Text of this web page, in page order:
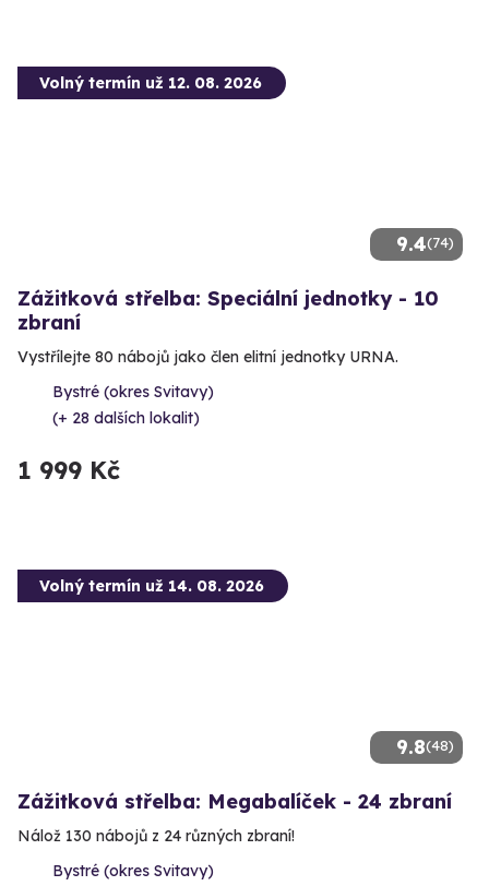
9.4(74)
Volný termín už 12. 08. 2026
Zážitková střelba: Speciální jednotky - 10
zbraní
Vystřílejte 80 nábojů jako člen elitní jednotky URNA.
Bystré (okres Svitavy)
(+ 28 dalších lokalit)
1 999 Kč
9.8(48)
Volný termín už 14. 08. 2026
Zážitková střelba: Megabalíček - 24 zbraní
Nálož 130 nábojů z 24 různých zbraní!
Bystré (okres Svitavy)